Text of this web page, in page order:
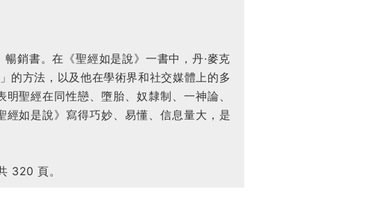
銷書。在《聖經如是說》一書中，丹·麥克
的方法，以及他在學術界和社交媒體上的多
聖經在同性戀、墮胎、奴隸制、一神論、
如是說》寫得巧妙、易懂、信息量大，是
320 頁。